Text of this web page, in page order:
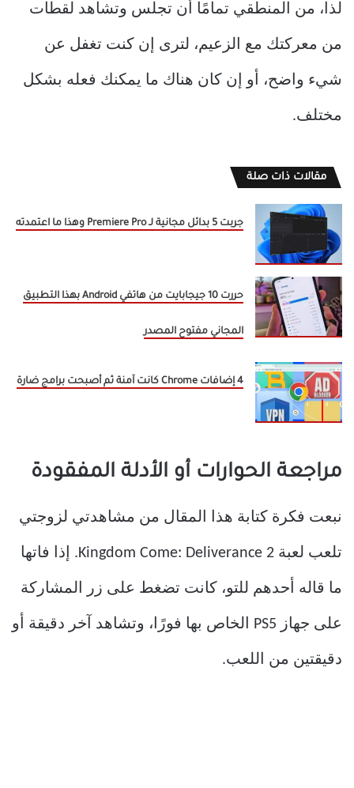
لذا، من المنطقي تمامًا أن تجلس وتشاهد لقطات
من معركتك مع الزعيم، لترى إن كنت تغفل عن
شيء واضح، أو إن كان هناك ما يمكنك فعله بشكل
مختلف.
مقالات ذات صلة
جربت 5 بدائل مجانية لـ Premiere Pro وهذا ما اعتمدته
حررت 10 جيجابايت من هاتفي Android بهذا التطبيق
المجاني مفتوح المصدر
4 إضافات Chrome كانت آمنة ثم أصبحت برامج ضارة
مراجعة الحوارات أو الأدلة المفقودة
نبعت فكرة كتابة هذا المقال من مشاهدتي لزوجتي
تلعب لعبة Kingdom Come: Deliverance 2. إذا فاتها
ما قاله أحدهم للتو، كانت تضغط على زر المشاركة
على جهاز PS5 الخاص بها فورًا، وتشاهد آخر دقيقة أو
دقيقتين من اللعب.